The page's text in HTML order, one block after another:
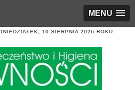
MENU
10 SIERPNIA 2026 ROKU.